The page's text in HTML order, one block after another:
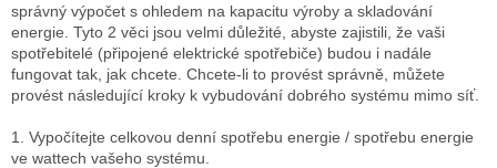
správný výpočet s ohledem na kapacitu výroby a skladování
energie. Tyto 2 věci jsou velmi důležité, abyste zajistili, že vaši
spotřebitelé (připojené elektrické spotřebiče) budou i nadále
fungovat tak, jak chcete. Chcete-li to provést správně, můžete
provést následující kroky k vybudování dobrého systému mimo síť.
1. Vypočítejte celkovou denní spotřebu energie / spotřebu energie
ve wattech vašeho systému.